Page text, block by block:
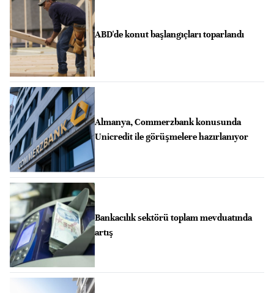
ABD'de konut başlangıçları toparlandı
Almanya, Commerzbank konusunda
Unicredit ile görüşmelere hazırlanıyor
Bankacılık sektörü toplam mevduatında
artış